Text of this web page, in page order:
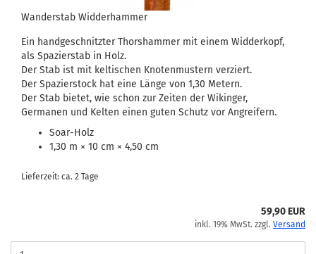
Wanderstab Widderhammer
Ein handgeschnitzter Thorshammer mit einem Widderkopf,
als Spazierstab in Holz.
Der Stab ist mit keltischen Knotenmustern verziert.
Der Spazierstock hat eine Länge von 1,30 Metern.
Der Stab bietet, wie schon zur Zeiten der Wikinger,
Germanen und Kelten einen guten Schutz vor Angreifern.
Soar-Holz
1,30 m × 10 cm × 4,50 cm
Lieferzeit: ca. 2 Tage
59,90 EUR
inkl. 19% MwSt. zzgl. Versand